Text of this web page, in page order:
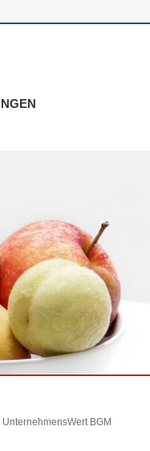
UnternehmensWert BGM